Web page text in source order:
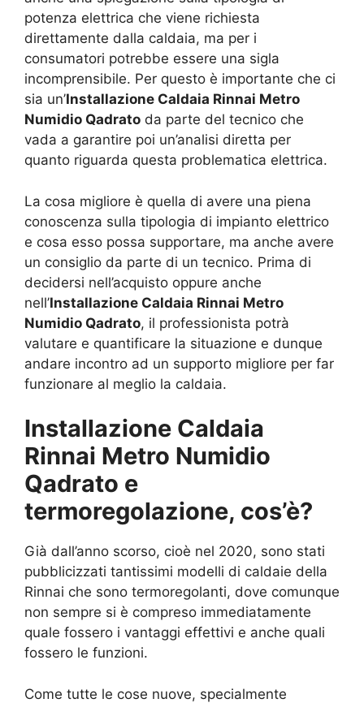
potenza elettrica che viene richiesta
direttamente dalla caldaia, ma per i
consumatori potrebbe essere una sigla
incomprensibile. Per questo è importante che ci
sia un’Installazione Caldaia Rinnai Metro
Numidio Qadrato da parte del tecnico che
vada a garantire poi un’analisi diretta per
quanto riguarda questa problematica elettrica.
La cosa migliore è quella di avere una piena
conoscenza sulla tipologia di impianto elettrico
e cosa esso possa supportare, ma anche avere
un consiglio da parte di un tecnico. Prima di
decidersi nell’acquisto oppure anche
nell’Installazione Caldaia Rinnai Metro
Numidio Qadrato, il professionista potrà
valutare e quantificare la situazione e dunque
andare incontro ad un supporto migliore per far
funzionare al meglio la caldaia.
Installazione Caldaia
Rinnai Metro Numidio
Qadrato e
termoregolazione, cos’è?
Già dall’anno scorso, cioè nel 2020, sono stati
pubblicizzati tantissimi modelli di caldaie della
Rinnai che sono termoregolanti, dove comunque
non sempre si è compreso immediatamente
quale fossero i vantaggi effettivi e anche quali
fossero le funzioni.
Come tutte le cose nuove, specialmente